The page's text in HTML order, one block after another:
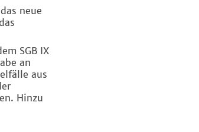
neue
SGB IX
an
aus
Hinzu